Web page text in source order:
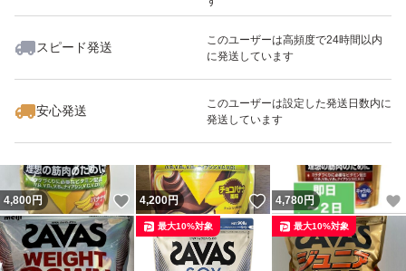
スピード発送
このユーザーは高頻度で24時間以内
に発送しています
安心発送
このユーザーは設定した発送日数内に
発送しています
いいね！
3,600
4,800円 いいね！
4,200円 いいね！
4,780円
最大10%対象 最大10%対象